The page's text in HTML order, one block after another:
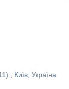
Київ, Україна